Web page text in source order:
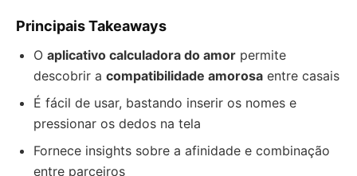
Principais Takeaways
O aplicativo calculadora do amor permite
descobrir a compatibilidade amorosa entre casais
É fácil de usar, bastando inserir os nomes e
pressionar os dedos na tela
Fornece insights sobre a afinidade e combinação
entre parceiros